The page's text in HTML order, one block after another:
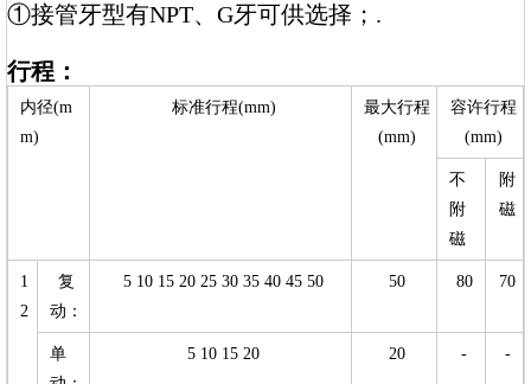
①接管牙型有NPT、G牙可供选择；.
行程：
内径(m
m)
标准行程(mm)
最大行程
(mm)
容许行程
(mm)
不
附
磁
附
磁
1
2
复
动：
5 10 15 20 25 30 35 40 45 50 50 80 70
单
5 10 15 20 20 - -